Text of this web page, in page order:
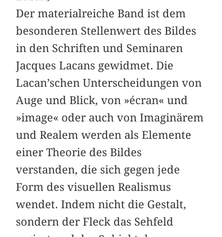
Der materialreiche Band ist dem
besonderen Stellenwert des Bildes
in den Schriften und Seminaren
Jacques Lacans gewidmet. Die
Lacan’schen Unterscheidungen von
Auge und Blick, von »écran« und
»image« oder auch von Imaginärem
und Realem werden als Elemente
einer Theorie des Bildes
verstanden, die sich gegen jede
Form des visuellen Realismus
wendet. Indem nicht die Gestalt,
sondern der Fleck das Sehfeld